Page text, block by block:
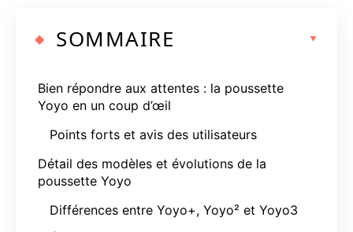
SOMMAIRE
Bien répondre aux attentes : la poussette
Yoyo en un coup d’œil
Points forts et avis des utilisateurs
Détail des modèles et évolutions de la
poussette Yoyo
Différences entre Yoyo+, Yoyo² et Yoyo3